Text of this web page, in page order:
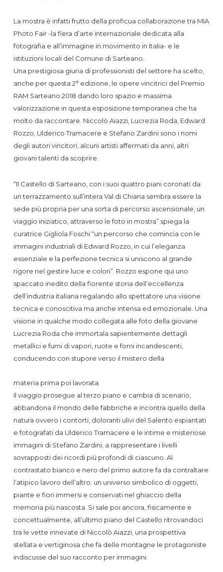
La mostra è infatti frutto della proficua collaborazione tra MIA
Photo Fair -la fiera d’arte internazionale dedicata alla
fotografia e all’immagine in movimento in Italia- e le
istituzioni locali del Comune di Sarteano.
Una prestigiosa giuria di professionisti del settore ha scelto,
anche per questa 2° edizione, le opere vincitrici del Premio
RAM Sarteano 2018 dando loro spazio e massima
valorizzazione in questa esposizione temporanea che ha
molto da raccontare. Niccolò Aiazzi, Lucrezia Roda, Edward
Rozzo, Ulderico Tramacere e Stefano Zardini sono i nomi
degli autori vincitori, alcuni artisti affermati da anni, altri
giovani talenti da scoprire.
“Il Castello di Sarteano, con i suoi quattro piani coronati da
un terrazzamento sull’intera Val di Chiana sembra essere la
sede più propria per una sorta di percorso ascensionale, un
viaggio iniziatico, attraverso le foto in mostra” spiega la
curatrice Gigliola Foschi “un percorso che comincia con le
immagini industriali di Edward Rozzo, in cui l’eleganza
essenziale e la perfezione tecnica si uniscono al grande
rigore nel gestire luce e colori”. Rozzo espone qui uno
spaccato inedito della fiorente storia dell’eccellenza
dell’industria italiana regalando allo spettatore una visione
tecnica e conoscitiva ma anche intensa ed emozionale. Una
visione in qualche modo collegata alle foto della giovane
Lucrezia Roda che immortala sapientemente dettagli
metallici e fumi di vapori, ruote e forni incandescenti,
conducendo con stupore verso il mistero della
materia prima poi lavorata.
Il viaggio prosegue al terzo piano e cambia di scenario,
abbandona il mondo delle fabbriche e incontra quello della
natura ovvero i contorti, doloranti ulivi del Salento espiantati
e fotografati da Ulderico Tramacere e le intime e misteriose
immagini di Stefano Zardini, a rappresentare i livelli
sovrapposti dei ricordi più profondi di ciascuno. Al
contrastato bianco e nero del primo autore fa da contraltare
l’atipico lavoro dell’altro: un universo simbolico di oggetti,
piante e fiori immersi e conservati nel ghiaccio della
memoria più nascosta. Si sale poi ancora, fisicamente e
concettualmente, all’ultimo piano del Castello ritrovandoci
tra le vette innevate di Niccolò Aiazzi, una prospettiva
stellata e vertiginosa che fa delle montagne le protagoniste
indiscusse del suo racconto per immagini.